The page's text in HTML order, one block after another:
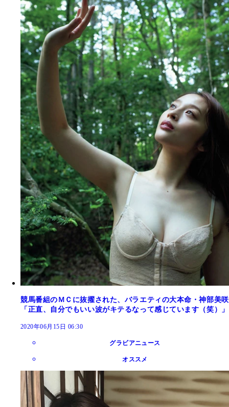
競馬番組のＭＣに抜擢された、バラエティの大本命・神部美咲
「正直、自分でもいい波がキテるなって感じています（笑）」
2020年06月15日 06:30
グラビアニュース
オススメ